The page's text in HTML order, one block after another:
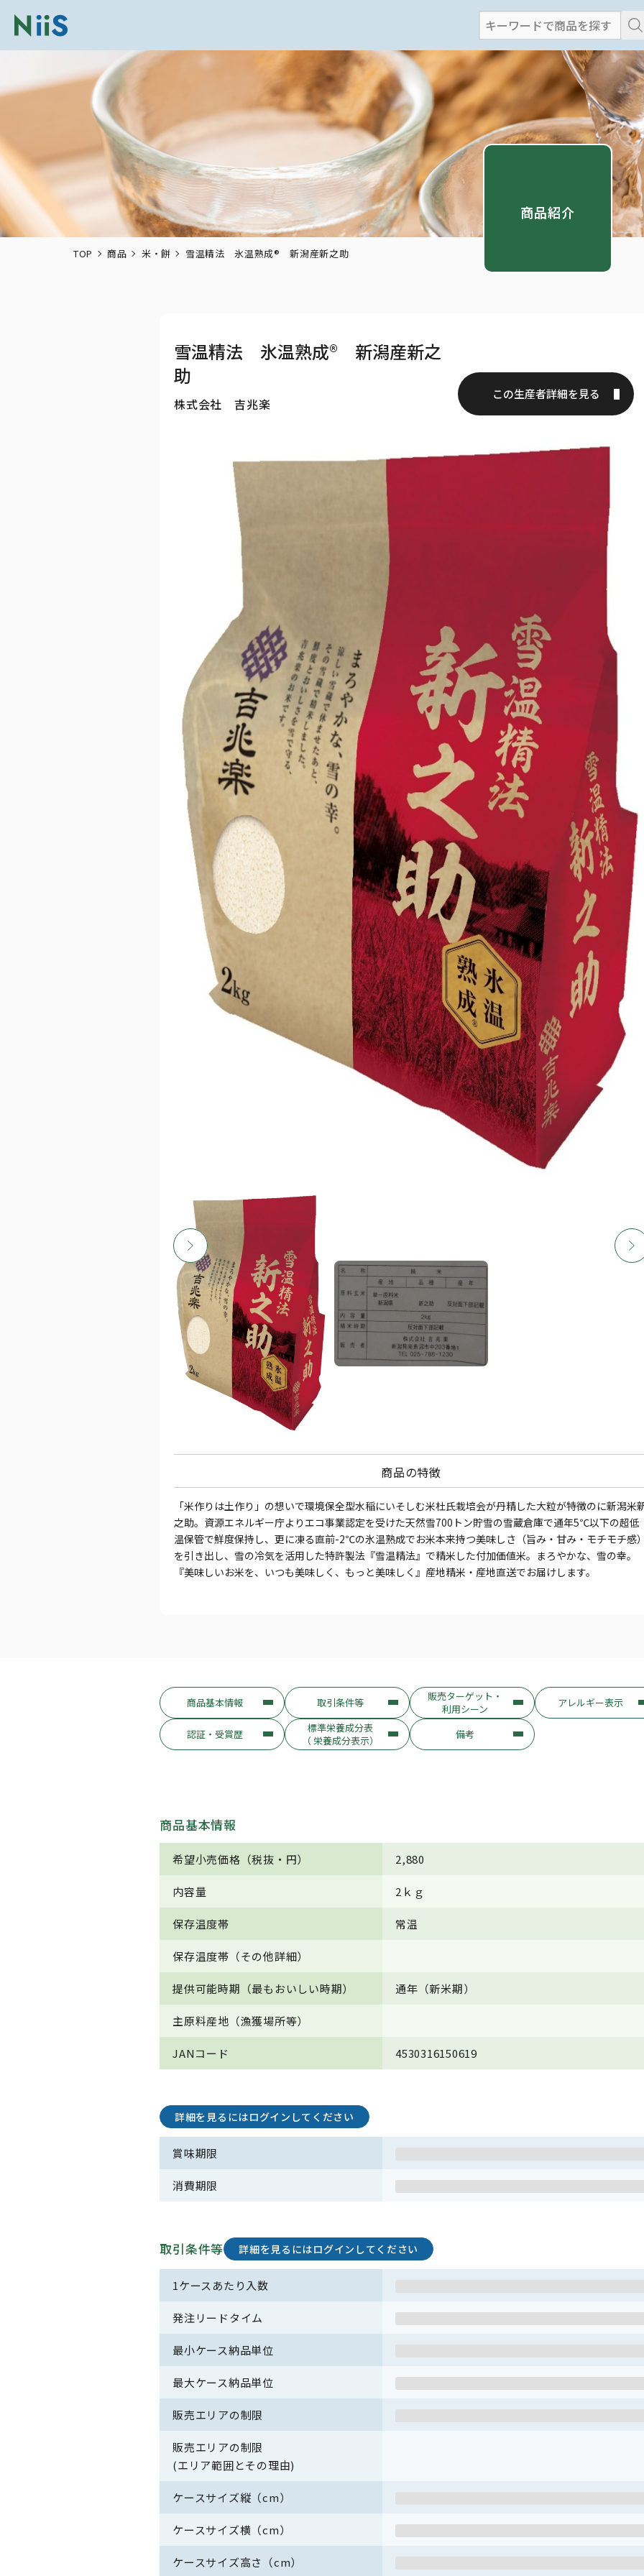
検
索
商品紹介
TOP 商品 米・餅 雪温精法 氷温熟成® 新潟産新之助
雪温精法 氷温熟成® 新潟産新之
助
株式会社 吉兆楽
この生産者詳細を見る
商品の特徴
「米作りは土作り」の想いで環境保全型水稲にいそしむ米杜氏栽培会が丹精した大粒が特徴のに新潟米
之助。資源エネルギー庁よりエコ事業認定を受けた天然雪700トン貯雪の雪蔵倉庫で通年5℃以下の超低
温保管で鮮度保持し、更に凍る直前-2℃の氷温熟成でお米本来持つ美味しさ（旨み・甘み・モチモチ感
を引き出し、雪の冷気を活用した特許製法『雪温精法』で精米した付加価値米。まろやかな、雪の幸。
『美味しいお米を、いつも美味しく、もっと美味しく』産地精米・産地直送でお届けします。
商品基本情報 取引条件等
販売ターゲット・
利用シーン
アレルギー表示
認証・受賞歴
標準栄養成分表
（ 栄養成分表示）
備考
商品基本情報
希望小売価格（税抜・円） 2,880
内容量 2ｋｇ
保存温度帯 常温
保存温度帯（その他詳細）
提供可能時期（最もおいしい時期） 通年（新米期）
主原料産地（漁獲場所等）
JANコード 4530316150619
詳細を見るにはログインしてください
賞味期限
消費期限
取引条件等 詳細を見るにはログインしてください
1ケースあたり入数
発注リードタイム
最小ケース納品単位
最大ケース納品単位
販売エリアの制限
販売エリアの制限
(エリア範囲とその理由)
ケースサイズ縦（cm）
ケースサイズ横（cm）
ケースサイズ高さ（cm）